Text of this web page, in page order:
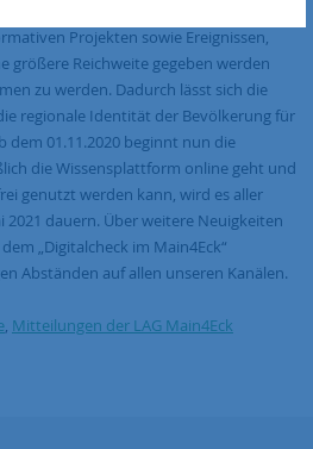
Projekten sowie Ereignissen,
größere Reichweite gegeben werden
zu werden. Dadurch lässt sich die
regionale Identität der Bevölkerung für
dem 01.11.2020 beginnt nun die
die Wissensplattform online geht und
genutzt werden kann, wird es aller
dauern. Über weitere Neuigkeiten
„Digitalcheck im Main4Eck“
Abständen auf allen unseren Kanälen.
, Mitteilungen der LAG Main4Eck